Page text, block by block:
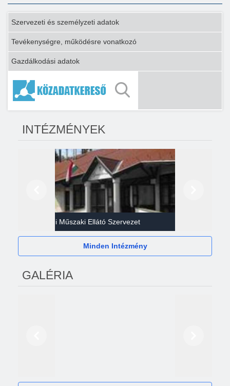
Szervezeti és személyzeti adatok
Tevékenységre, működésre vonatkozó
Gazdálkodási adatok
INTÉZMÉNYEK
Gazdasági Műszaki Ellátó Szervezet
Minden Intézmény
GALÉRIA